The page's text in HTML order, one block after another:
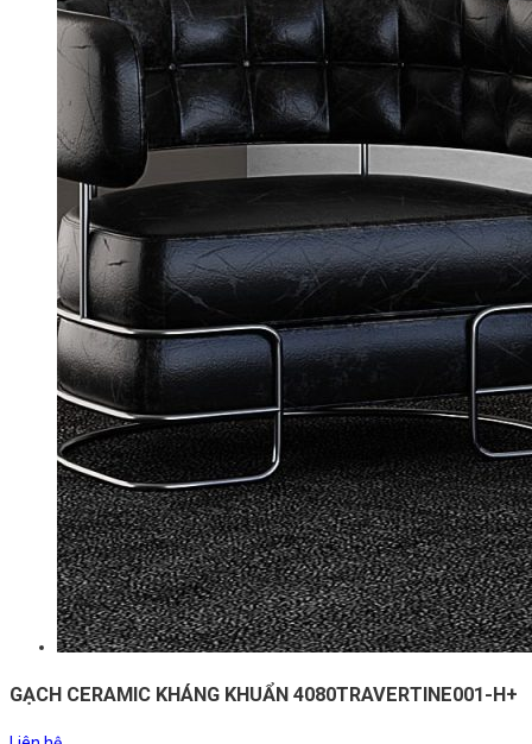
GẠCH CERAMIC KHÁNG KHUẨN 4080TRAVERTINE001-H+